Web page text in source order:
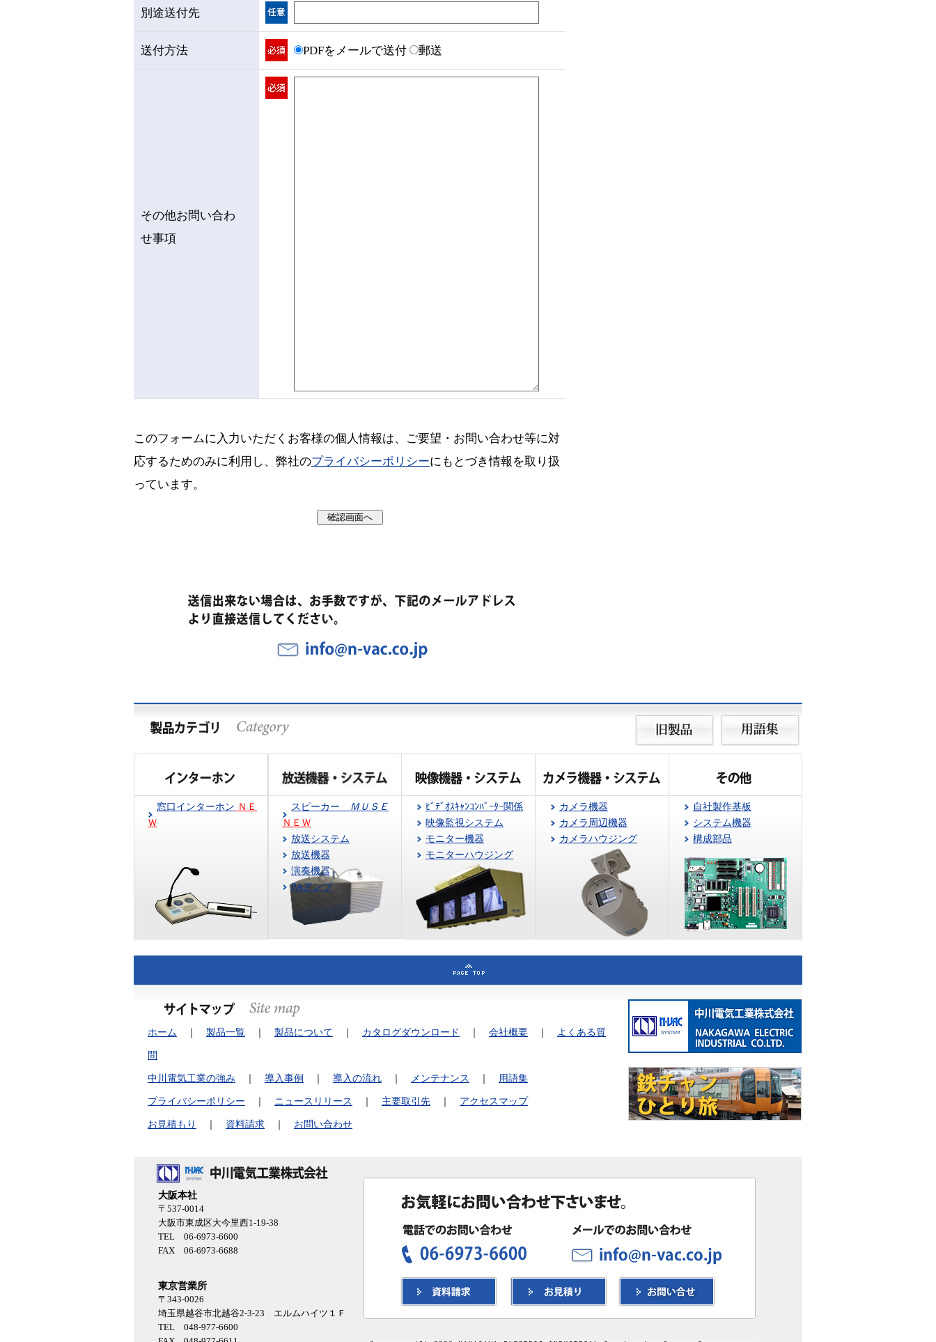
別途送付先
送付方法 PDFをメールで送付 郵送
その他お問い合わ
せ事項
このフォームに入力いただくお客様の個人情報は、ご要望・お問い合わせ等に対
応するためのみに利用し、弊社のプライバシーポリシーにもとづき情報を取り扱
っています。
窓口インターホン ＮＥ
Ｗ
スピーカー
ＭＵＳＥ
ＮＥＷ
放送システム
放送機器
演奏機器
PAアンプ
ﾋﾞﾃﾞｵｽｷｬﾝｺﾝﾊﾞｰﾀｰ関係
映像監視システム
モニター機器
モニターハウジング
カメラ機器
カメラ周辺機器
カメラハウジング
自社製作基板
システム機器
構成部品
ホーム ｜ 製品一覧 ｜ 製品について ｜ カタログダウンロード ｜ 会社概要 ｜ よくある質
問
中川電気工業の強み ｜ 導入事例 ｜ 導入の流れ ｜ メンテナンス ｜ 用語集
プライバシーポリシー ｜ ニュースリリース ｜ 主要取引先 ｜ アクセスマップ
お見積もり ｜ 資料請求 ｜ お問い合わせ
大阪本社
〒537-0014
大阪市東成区大今里西1-19-38
TEL 06-6973-6600
FAX 06-6973-6688
東京営業所
〒343-0026
埼玉県越谷市北越谷2-3-23 エルムハイツ１Ｆ
TEL 048-977-6600